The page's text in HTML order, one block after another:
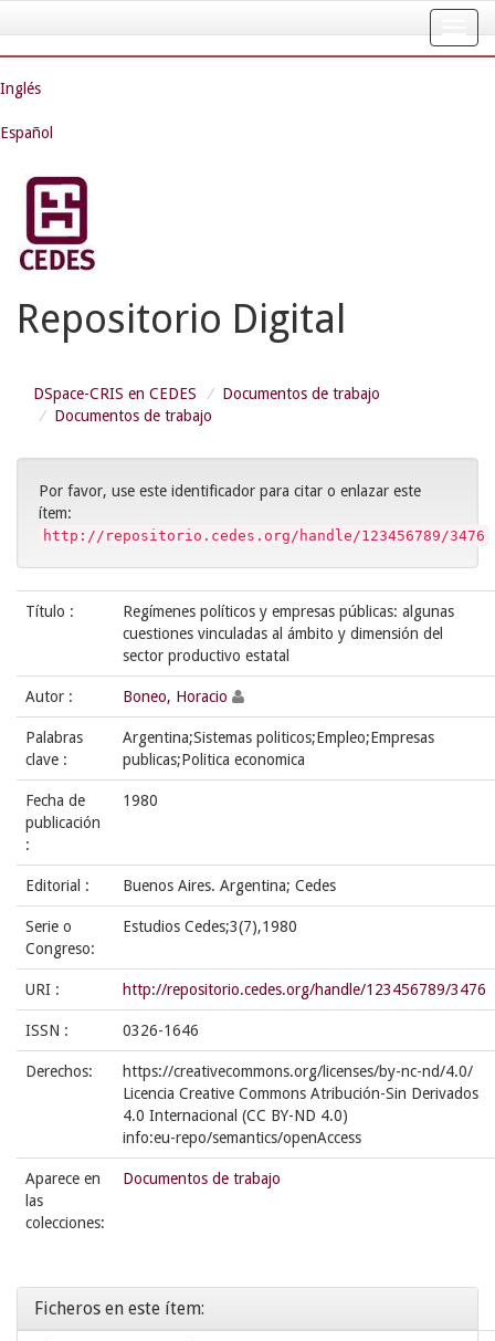
navigation
Inglés
Español
Repositorio Digital
DSpace-CRIS en CEDES
Documentos de trabajo
Documentos de trabajo
Por favor, use este identificador para citar o enlazar este
ítem:
http://repositorio.cedes.org/handle/123456789/3476
Título :
Regímenes políticos y empresas públicas: algunas
cuestiones vinculadas al ámbito y dimensión del
sector productivo estatal
Autor : Boneo, Horacio
Palabras
clave :
Argentina;Sistemas politicos;Empleo;Empresas
publicas;Politica economica
Fecha de
publicación
:
1980
Editorial : Buenos Aires. Argentina; Cedes
Serie o
Congreso:
Estudios Cedes;3(7),1980
URI : http://repositorio.cedes.org/handle/123456789/3476
ISSN : 0326-1646
Derechos:
https://creativecommons.org/licenses/by-nc-nd/4.0/
Licencia Creative Commons Atribución-Sin Derivados
4.0 Internacional (CC BY-ND 4.0)
info:eu-repo/semantics/openAccess
Aparece en
las
colecciones:
Documentos de trabajo
Ficheros en este ítem: